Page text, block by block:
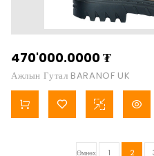
470'000.0000₮
Ажлын Гутал BARANOF UK
Өмнөх 1 2